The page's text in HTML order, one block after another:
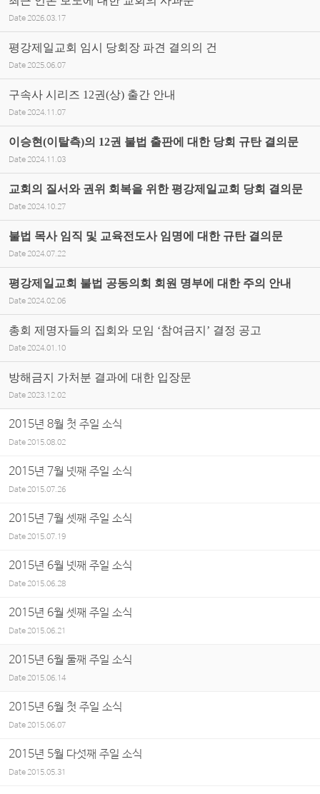
Date 2026.03.17
평강제일교회 임시 당회장 파견 결의의 건
Date 2025.06.07
구속사 시리즈 12권(상) 출간 안내
Date 2024.11.07
이승현(이탈측)의 12권 불법 출판에 대한 당회 규탄 결의문
Date 2024.11.03
교회의 질서와 권위 회복을 위한 평강제일교회 당회 결의문
Date 2024.10.27
불법 목사 임직 및 교육전도사 임명에 대한 규탄 결의문
Date 2024.07.22
평강제일교회 불법 공동의회 회원 명부에 대한 주의 안내
Date 2024.02.06
총회 제명자들의 집회와 모임 ‘참여금지’ 결정 공고
Date 2024.01.10
방해금지 가처분 결과에 대한 입장문
Date 2023.12.02
2015년 8월 첫 주일 소식
Date2015.08.02
2015년 7월 넷째 주일 소식
Date2015.07.26
2015년 7월 셋째 주일 소식
Date2015.07.19
2015년 6월 넷째 주일 소식
Date2015.06.28
2015년 6월 셋째 주일 소식
Date2015.06.21
2015년 6월 둘째 주일 소식
Date 2015.06.14
2015년 6월 첫 주일 소식
Date2015.06.07
2015년 5월 다섯째 주일 소식
Date2015.05.31